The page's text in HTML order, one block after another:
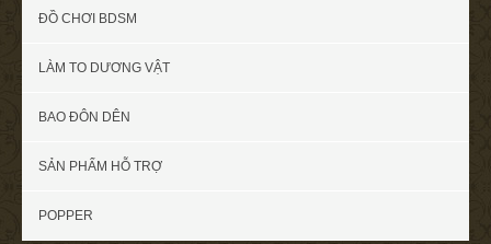
ĐỒ CHƠI BDSM
LÀM TO DƯƠNG VẬT
BAO ĐÔN DÊN
SẢN PHẨM HỖ TRỢ
POPPER